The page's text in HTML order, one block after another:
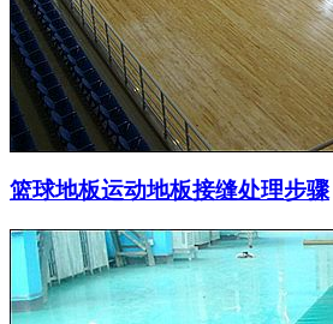
篮球地板运动地板接缝处理步骤